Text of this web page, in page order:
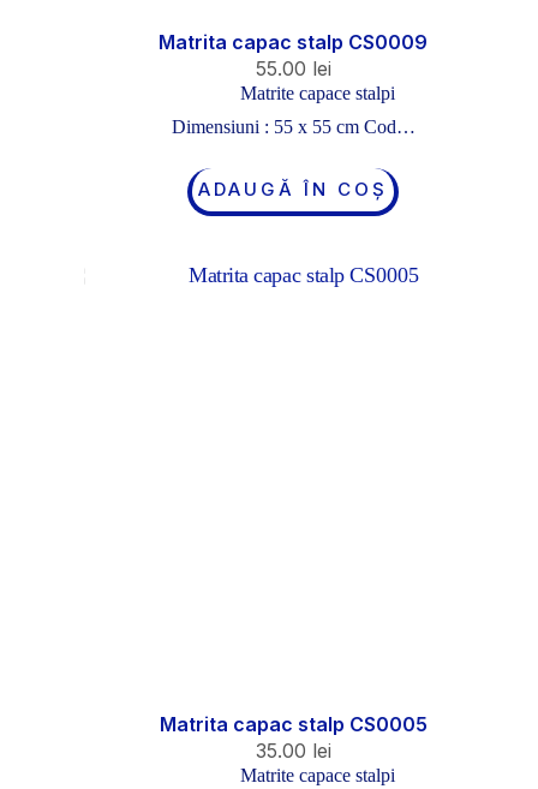
Matrita capac stalp CS0009
55.00 lei
Matrite capace stalpi
Dimensiuni : 55 x 55 cm Cod…
ADAUGĂ ÎN COȘ
Matrita capac stalp CS0005
35.00 lei
Matrite capace stalpi